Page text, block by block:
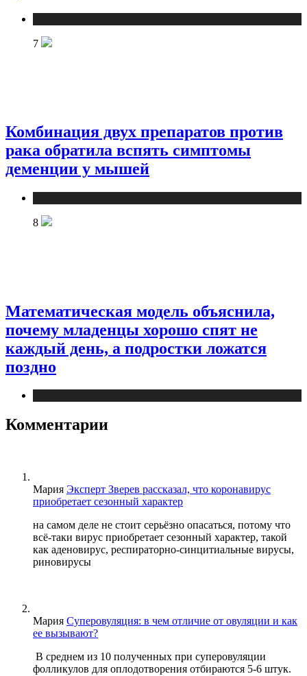
7
Комбинация двух препаратов против
рака обратила вспять симптомы
деменции у мышей
8
Математическая модель объяснила,
почему младенцы хорошо спят не
каждый день, а подростки ложатся
поздно
Комментарии
Мария Эксперт Зверев рассказал, что коронавирус
приобретает сезонный характер
на самом деле не стоит серьёзно опасаться, потому что
всё-таки вирус приобретает сезонный характер, такой
как аденовирус, респираторно-синцитиальные вирусы,
риновирусы
Мария Суперовуляция: в чем отличие от овуляции и как
ее вызывают?
В среднем из 10 полученных при суперовуляции
фолликулов для оплодотворения отбираются 5-6 штук.